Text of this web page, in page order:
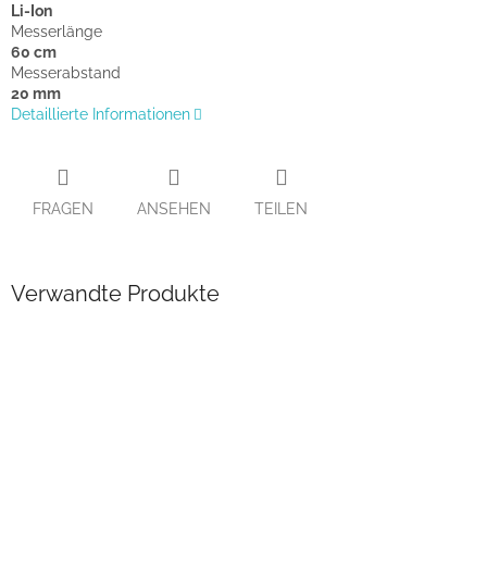
Li-Ion
Messerlänge
60 cm
Messerabstand
20 mm
Detaillierte Informationen
FRAGEN ANSEHEN TEILEN
Verwandte Produkte